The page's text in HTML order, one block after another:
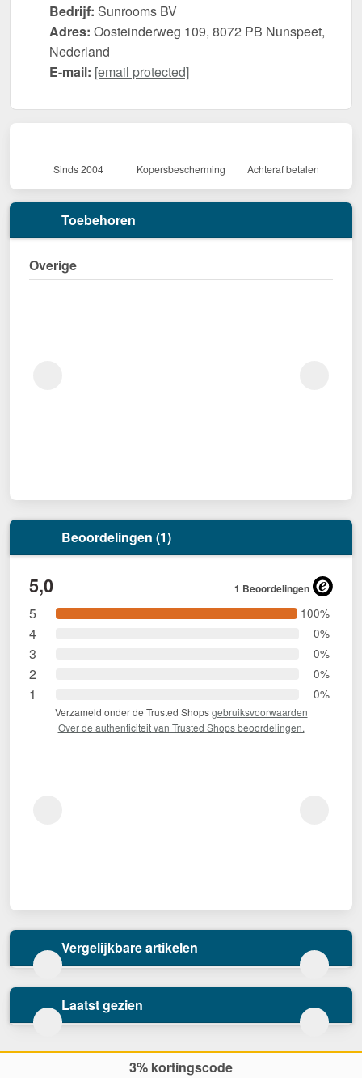
Bedrijf: Sunrooms BV
Adres: Oosteinderweg 109, 8072 PB Nunspeet,
Nederland
E-mail: [email protected]
Sinds 2004 Kopersbescherming Achteraf betalen
Toebehoren
Overige
Beoordelingen (1)
5,0 1 Beoordelingen
5 100%
4 0%
3 0%
2 0%
1 0%
Verzameld onder de Trusted Shopsgebruiksvoorwaarden
Over de authenticiteit van Trusted Shops beoordelingen.
Vergelijkbare artikelen
Laatst gezien
3% kortingscode